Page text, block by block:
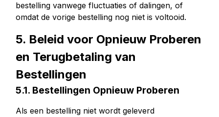
bestelling vanwege fluctuaties of dalingen, of
omdat de vorige bestelling nog niet is voltooid.
5. Beleid voor Opnieuw Proberen
en Terugbetaling van
Bestellingen
5.1. Bestellingen Opnieuw Proberen
Als een bestelling niet wordt geleverd